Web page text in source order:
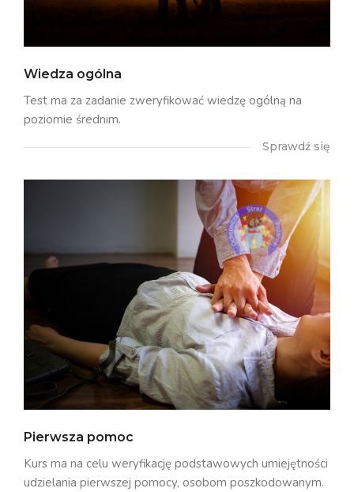
Wiedza ogólna
Test ma za zadanie zweryfikować wiedzę ogólną na
poziomie średnim.
Sprawdź się
Pierwsza pomoc
Kurs ma na celu weryfikację podstawowych umiejętności
udzielania pierwszej pomocy, osobom poszkodowanym.